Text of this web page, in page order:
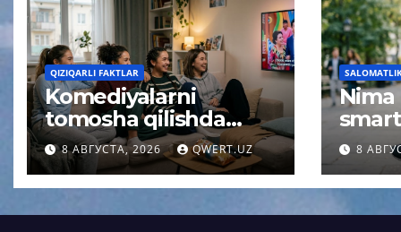
QIZIQARLI FAKTLAR
Komediyalarni
tomosha qilishda
miya uchun
kutilmagan effekt
aniqlandi
8 АВГУСТА, 2026 QWERT.UZ
Nima
8